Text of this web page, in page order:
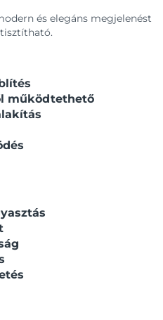
és elegáns megjelenést
működtethető